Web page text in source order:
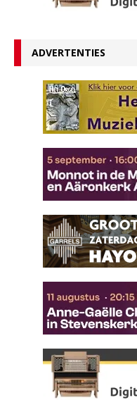
ADVERTENTIES